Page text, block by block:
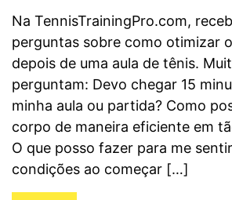
Na TennisTrainingPro.com,
perguntas sobre como otimizar
depois de uma aula de tênis.
perguntam: Devo chegar 15
minha aula ou partida? Como
corpo de maneira eficiente em
O que posso fazer para me
condições ao começar […]